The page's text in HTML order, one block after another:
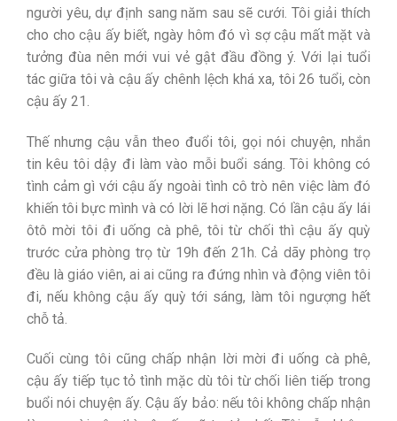
người yêu, dự định sang năm sau sẽ cưới. Tôi giải thích
cho cho cậu ấy biết, ngày hôm đó vì sợ cậu mất mặt và
tưởng đùa nên mới vui vẻ gật đầu đồng ý. Với lại tuổi
tác giữa tôi và cậu ấy chênh lệch khá xa, tôi 26 tuổi, còn
cậu ấy 21.
Thế nhưng cậu vẫn theo đuổi tôi, gọi nói chuyện, nhắn
tin kêu tôi dậy đi làm vào mỗi buổi sáng. Tôi không có
tình cảm gì với cậu ấy ngoài tình cô trò nên việc làm đó
khiến tôi bực mình và có lời lẽ hơi nặng. Có lần cậu ấy lái
ôtô mời tôi đi uống cà phê, tôi từ chối thì cậu ấy quỳ
trước cửa phòng trọ từ 19h đến 21h. Cả dãy phòng trọ
đều là giáo viên, ai ai cũng ra đứng nhìn và động viên tôi
đi, nếu không cậu ấy quỳ tới sáng, làm tôi ngượng hết
chỗ tả.
Cuối cùng tôi cũng chấp nhận lời mời đi uống cà phê,
cậu ấy tiếp tục tỏ tình mặc dù tôi từ chối liên tiếp trong
buổi nói chuyện ấy. Cậu ấy bảo: nếu tôi không chấp nhận